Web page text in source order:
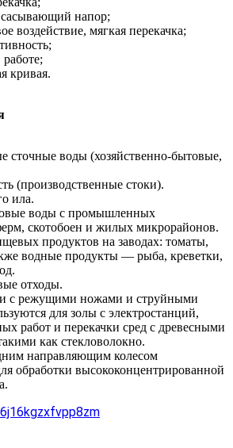
напор;
воздействие, мягкая перекачка;
кривая.
сточные воды (хозяйственно-бытовые,
(производственные стоки).
ила.
воды с промышленных
скотобоен и жилых микрорайонов.
продуктов на заводах: томаты,
водные продукты — рыба, креветки,
отходы.
с режущими ножами и струйными
для золы с электростанций,
работ и перекачки сред с древесными
как стекловолокно.
направляющим колесом
обработки высококонцентрированной